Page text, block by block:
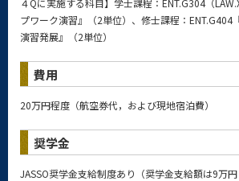
プワーク演習』（2単位）、修士課程：ENT.G404
演習発展』（2単位）
費用
20万円程度（航空券代，および現地宿泊費）
奨学金
JASSO奨学金支給制度あり（奨学金支給額は9万